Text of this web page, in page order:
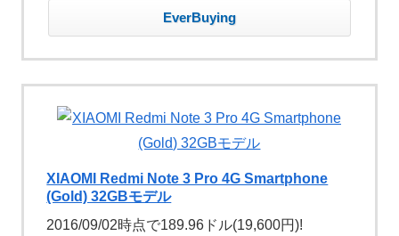
EverBuying
XIAOMI Redmi Note 3 Pro 4G Smartphone
(Gold) 32GBモデル
2016/09/02時点で189.96ドル(19,600円)!